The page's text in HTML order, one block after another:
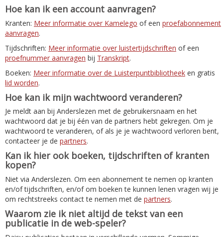
Hoe kan ik een account aanvragen?
Kranten: Meer informatie over Kamelego of een proefabonnement
aanvragen.
Tijdschriften: Meer informatie over luistertijdschriften of een
proefnummer aanvragen bij Transkript.
Boeken: Meer informatie over de Luisterpuntbibliotheek en gratis
lid worden.
Hoe kan ik mijn wachtwoord veranderen?
Je meldt aan bij Anderslezen met de gebruikersnaam en het
wachtwoord dat je bij één van de partners hebt gekregen. Om je
wachtwoord te veranderen, of als je je wachtwoord verloren bent,
contacteer je de partners.
Kan ik hier ook boeken, tijdschriften of kranten
kopen?
Niet via Anderslezen. Om een abonnement te nemen op kranten
en/of tijdschriften, en/of om boeken te kunnen lenen vragen wij je
om rechtstreeks contact te nemen met de partners.
Waarom zie ik niet altijd de tekst van een
publicatie in de web-speler?